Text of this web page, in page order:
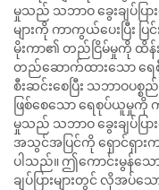
မှုသည် သဘာဝ ခွေးချပ်ပြ
များကို ကာကွယ်ပေးပြီး ပ
မိုးကာ၏ တည်ငြိမ်မှုကို ထိန်း
တည်ဆောက်ထားသော ရေ
စီးဆင်းစေပြီး သဘာဝပစ္စည်
ဖြစ်စေသော ရေစုပ်ယူမှု
မှုသည် သဘာဝ ခွေးချပ်ပြာ
အသွင်အပြင်ကို ရှောင်ရှား
ပါသည်။ ဤကောင်းမွန်သ
ချပ်ပြားများတွင် လိုအပ်